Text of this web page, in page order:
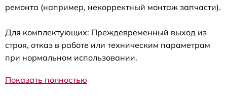
ремонта (например, некорректный монтаж запчасти).
Для комплектующих: Преждевременный выход из
строя, отказ в работе или техническим параметрам
при нормальном использовании.
Показать полностью